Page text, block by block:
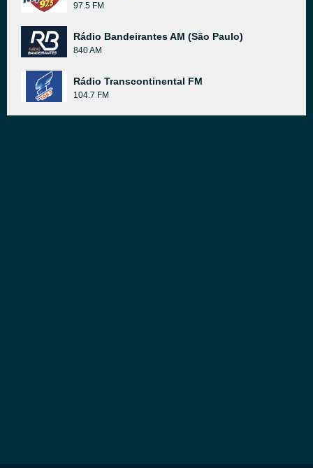
97.5 FM
Rádio Bandeirantes AM (São Paulo)
840 AM
Rádio Transcontinental FM
104.7 FM